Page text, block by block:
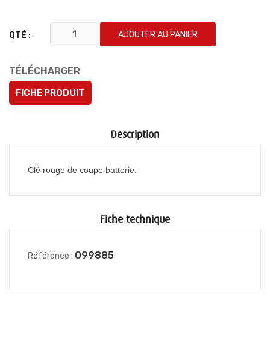
QTÉ : AJOUTER AU PANIER
TÉLÉCHARGER
FICHE PRODUIT
Description
Clé rouge de coupe batterie.
Fiche technique
Référence : 099885